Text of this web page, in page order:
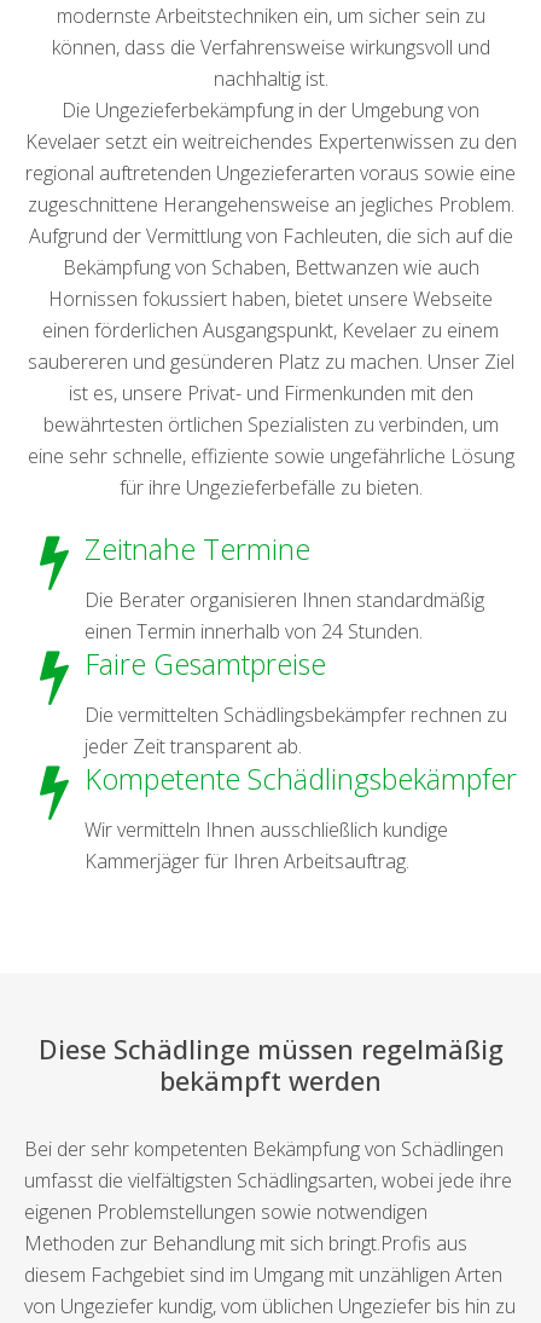
modernste Arbeitstechniken ein, um sicher sein zu
können, dass die Verfahrensweise wirkungsvoll und
nachhaltig ist.
Die Ungezieferbekämpfung in der Umgebung von
Kevelaer setzt ein weitreichendes Expertenwissen zu den
regional auftretenden Ungezieferarten voraus sowie eine
zugeschnittene Herangehensweise an jegliches Problem.
Aufgrund der Vermittlung von Fachleuten, die sich auf die
Bekämpfung von Schaben, Bettwanzen wie auch
Hornissen fokussiert haben, bietet unsere Webseite
einen förderlichen Ausgangspunkt, Kevelaer zu einem
saubereren und gesünderen Platz zu machen. Unser Ziel
ist es, unsere Privat- und Firmenkunden mit den
bewährtesten örtlichen Spezialisten zu verbinden, um
eine sehr schnelle, effiziente sowie ungefährliche Lösung
für ihre Ungezieferbefälle zu bieten.
Zeitnahe Termine
Die Berater organisieren Ihnen standardmäßig
einen Termin innerhalb von 24 Stunden.
Faire Gesamtpreise
Die vermittelten Schädlingsbekämpfer rechnen zu
jeder Zeit transparent ab.
Kompetente Schädlingsbekämpfer
Wir vermitteln Ihnen ausschließlich kundige
Kammerjäger für Ihren Arbeitsauftrag.
Diese Schädlinge müssen regelmäßig
bekämpft werden
Bei der sehr kompetenten Bekämpfung von Schädlingen
umfasst die vielfältigsten Schädlingsarten, wobei jede ihre
eigenen Problemstellungen sowie notwendigen
Methoden zur Behandlung mit sich bringt.Profis aus
diesem Fachgebiet sind im Umgang mit unzähligen Arten
von Ungeziefer kundig, vom üblichen Ungeziefer bis hin zu